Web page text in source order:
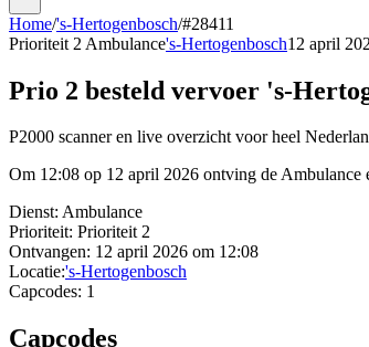
Home/'s-Hertogenbosch/#28411
Prioriteit 2 Ambulance's-Hertogenbosch12 april
Prio 2 besteld vervoer 's-
P2000 scanner en live overzicht voor heel
Om 12:08 op 12 april 2026 ontving de Ambulance
Dienst: Ambulance
Prioriteit: Prioriteit 2
Ontvangen: 12 april 2026 om 12:08
Locatie:'s-Hertogenbosch
Capcodes: 1
Capcodes